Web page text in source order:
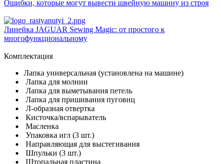
Ошибки, которые могут вывести швейную машину из строя
Линейка JAGUAR Sewing Magic: от простого к
многофункциональному
Комплектация
Лапка универсальная (установлена на машине)
Лапка для молнии
Лапка для выметывания петель
Лапка для пришивания пуговиц
Л-образная отвертка
Кисточка/вспарыватель
Масленка
Упаковка игл (3 шт.)
Направляющая для выстегивания
Шпульки (3 шт.)
Штопальная пластина